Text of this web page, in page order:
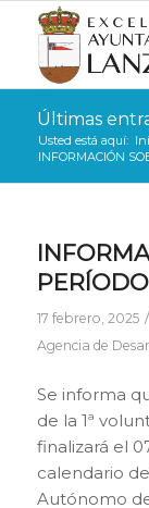
Últimas
Usted está aquí:
INFORMACIÓN
17 febrero, 2025 /
Agencia de
Se informa
de la 1ª
finalizará el
calendario
Autónomo